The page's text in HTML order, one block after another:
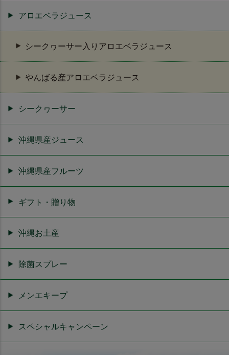
アロエベラジュース
シークヮーサー入りアロエベラジュース
やんばる産アロエベラジュース
シークヮーサー
沖縄県産ジュース
沖縄県産フルーツ
ギフト・贈り物
沖縄お土産
除菌スプレー
メンエキープ
スペシャルキャンペーン